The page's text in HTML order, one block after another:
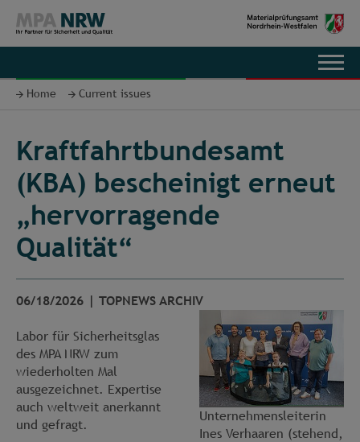
Home Current issues
Kraftfahrtbundesamt
(KBA) bescheinigt erneut
„hervorragende
Qualität“
06/18/2026 TOPNEWS ARCHIV
Unternehmensleiterin
Ines Verhaaren (stehend,
Labor für Sicherheitsglas
des MPA NRW zum
wiederholten Mal
ausgezeichnet. Expertise
auch weltweit anerkannt
und gefragt.